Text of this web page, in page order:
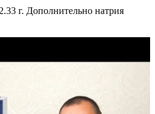
г. Дополнительно натрия